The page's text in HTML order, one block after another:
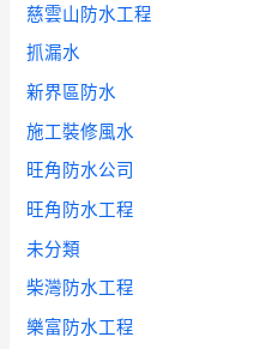
慈雲山防水工程
抓漏水
新界區防水
施工裝修風水
旺角防水公司
旺角防水工程
未分類
柴灣防水工程
樂富防水工程